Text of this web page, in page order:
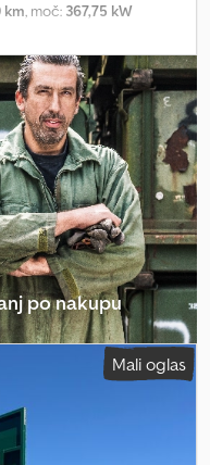
km, moč: 367,75 kW
kabina, Leto izdelave:
, VOLVO FH 500 8x4 –
povpraševanje preko
registracija: NOVO – 2026 •
sistem: 8x4 •
1.995 / 2.905 / 1.370 mm •
mm • Obremenitev osi:
Fassi F1450-8 z JIB
4.100 mm + 1.200 mm •
po nakupu
Mali oglas